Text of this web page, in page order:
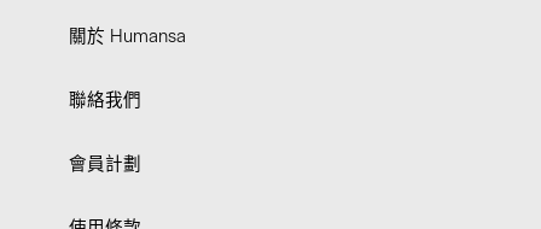
關於 Humansa
聯絡我們
會員計劃